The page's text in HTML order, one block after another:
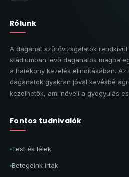
Rólunk
A daganat szűrővizsgálatok
stádiumban lévő daganatos
a hatékony kezelés elindításában.
daganatok gyakran jóval kevésbé
kezelhetők, ami növeli a gyógyulás
Fontos tudnivalók
Test és lélek
Betegeink írták